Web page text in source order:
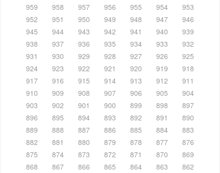
959
958 957 956 955 954
953
952
951 950 949 948 947
946
945
944 943 942 941 940
939
938
937 936 935 934 933
932
931
930 929 928 927 926
925
924
923 922 921 920 919
918
917
916 915 914 913 912
911
910
909 908 907 906 905
904
903
902 901 900 899 898
897
896
895 894 893 892 891
890
889
888 887 886 885 884
883
882
881 880 879 878 877
876
875
874 873 872 871 870
869
868
867 866 865 864 863
862